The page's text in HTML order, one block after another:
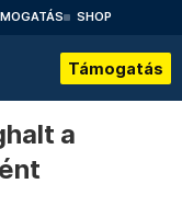
SHOP
Támogatás
a